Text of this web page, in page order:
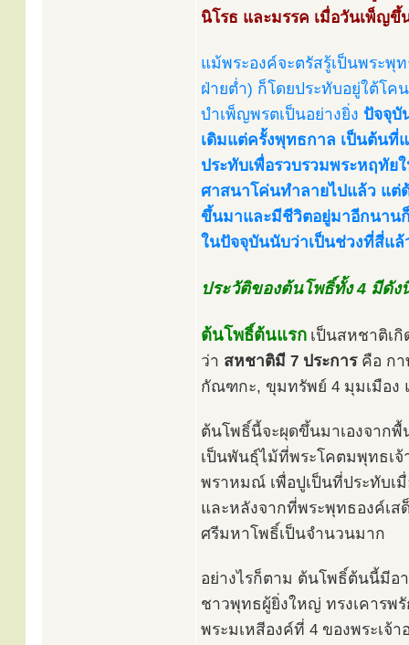
นิโรธ และมรรค เมื่อวันเพ็ญขึ้
แม้พระองค์จะตรัสรู้เป็นพระพุ
ฝ่ายต่ำ) ก็โดยประทับอยู่ใต้โค
บำเพ็ญพรตเป็นอย่างยิ่ง ปัจจุบั
เดิมแต่ครั้งพุทธกาล เป็นต้น
ประทับเพื่อรวบรวมพระหฤทั
ศาสนาโค่นทำลายไปแล้ว แ
ขึ้นมาและมีชีวิตอยู่มาอีกนาน
ในปัจจุบันนับว่าเป็นช่วงที่สี่แล้
ประวัติของต้นโพธิ์ทั้ง 4 มีดัง
ต้นโพธิ์ต้นแรก เป็นสหชาติเ
ว่า สหชาติมี 7 ประการคือ กา
กัณฑกะ, ขุมทรัพย์ 4 มุมเมือง
ต้นโพธิ์นี้จะผุดขึ้นมาเองจาก
เป็นพันธุ์ไม้ที่พระโคตมพุทธเจ้
พราหมณ์ เพื่อปูเป็นที่ประทับเ
และหลังจากที่พระพุทธองค์เ
ศรีมหาโพธิ์เป็นจำนวนมาก
อย่างไรก็ตาม ต้นโพธิ์ต้นนี้มี
ชาวพุทธผู้ยิ่งใหญ่ ทรงเคารพ
พระมเหสีองค์ที่ 4 ของพระเจ้